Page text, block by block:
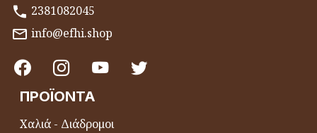
2381082045
info@efhi.shop
ΠΡΟΪΌΝΤΑ
Χαλιά - Διάδρομοι